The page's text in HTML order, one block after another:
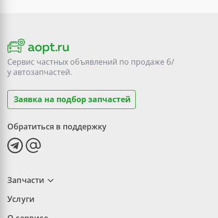
Сервис частных объявлений по продаже б/
уавтозапчастей.
Заявка на подбор запчастей
Обратиться в поддержку
Запчасти
Услуги